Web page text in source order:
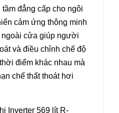
đẳng cấp cho ngôi
cảm ứng thông minh
cửa giúp người
và điều chỉnh chế độ
điểm khác nhau mà
chế thất thoát hơi